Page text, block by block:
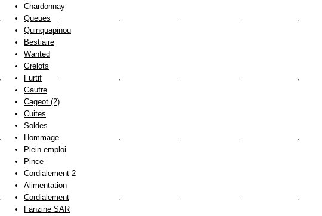
Chardonnay
Queues
Quinquapinou
Bestiaire
Wanted
Grelots
Furtif
Gaufre
Cageot (2)
Cuites
Soldes
Hommage
Plein emploi
Pince
Cordialement 2
Alimentation
Cordialement
Fanzine SAR